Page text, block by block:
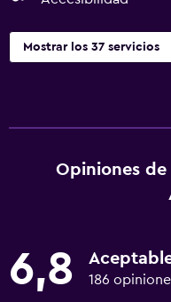
Mostrar los 37 servicios
Opiniones
6,8 186